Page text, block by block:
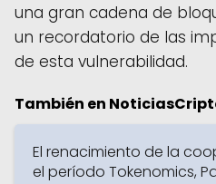
una gran cadena de
un recordatorio de las
de esta vulnerabilidad.
También en
El renacimiento de la
el período Tokenomics,